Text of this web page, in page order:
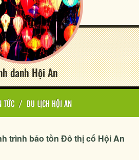
danh Hội An
TỨC / DU LỊCH HỘI AN
trình bảo tồn Đô thị cổ Hội An